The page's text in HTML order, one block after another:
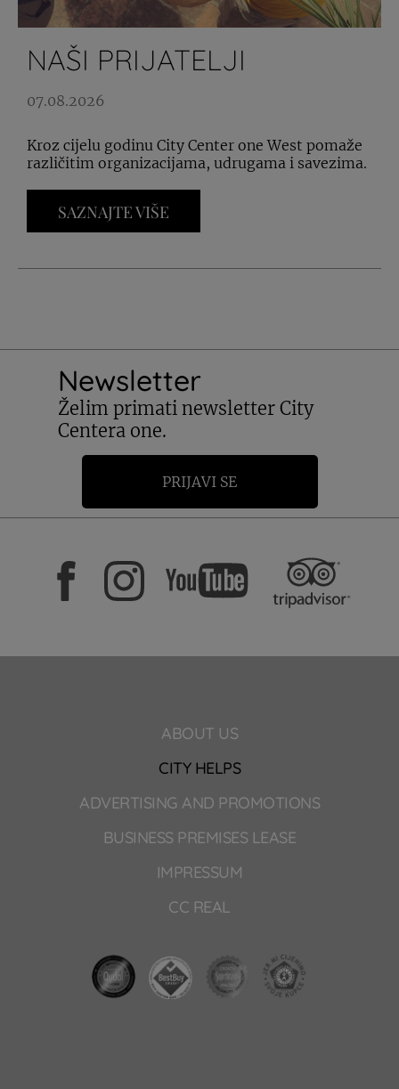
NAŠI PRIJATELJI
07.08.2026
Kroz cijelu godinu City Center one West pomaže
različitim organizacijama, udrugama i savezima.
SAZNAJTE VIŠE
Newsletter
Želim primati newsletter City
Centera one.
PRIJAVI SE
ABOUT US
CITY HELPS
ADVERTISING AND PROMOTIONS
BUSINESS PREMISES LEASE
IMPRESSUM
CC REAL